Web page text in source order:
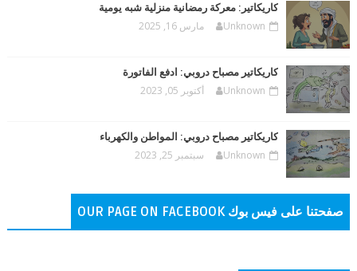
كاريكاتير: معركة رمضانية منزلية شبه يومية
Unknown مارس 16, 2025
كاريكاتير مصباح دروبي: ادفع الفاتورة
Unknown أكتوبر 05, 2023
كاريكاتير مصباح دروبي: المواطن والكهرباء
Unknown سبتمبر 25, 2023
صفحتنا على فيس بوك OUR PAGE ON FACEBOOK